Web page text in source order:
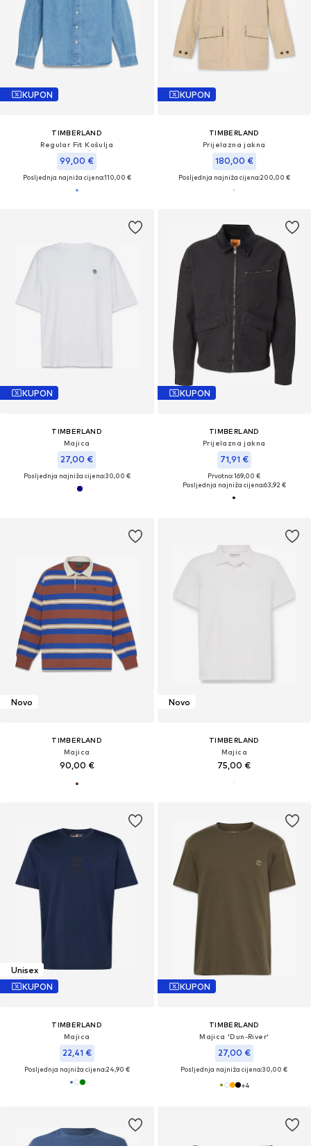
KUPON
TIMBERLAND
Regular Fit Košulja
99,00 €
Posljednja najniža cijena:110,00 €
KUPON
TIMBERLAND
Prijelazna jakna
180,00 €
Posljednja najniža cijena:200,00 €
KUPON
TIMBERLAND
Majica
27,00 €
Posljednja najniža cijena:30,00 €
KUPON
TIMBERLAND
Prijelazna jakna
71,91 €
Prvotno: 169,00 €
Posljednja najniža cijena:63,92 €
Novo
TIMBERLAND
Majica
90,00 €
Novo
TIMBERLAND
Majica
75,00 €
Unisex
KUPON
TIMBERLAND
Majica
22,41 €
Posljednja najniža cijena:24,90 €
KUPON
TIMBERLAND
Majica 'Dun-River'
27,00 €
Posljednja najniža cijena:30,00 €
+4